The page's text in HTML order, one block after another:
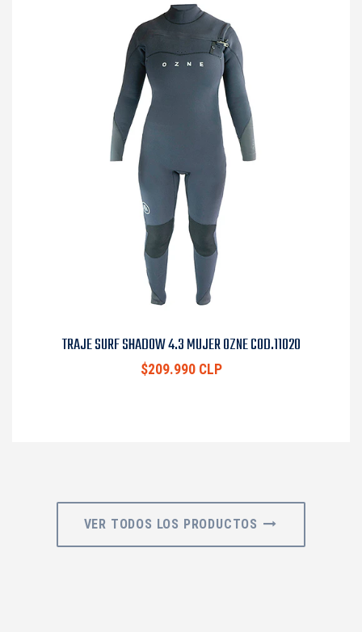
TRAJE SURF SHADOW 4.3 MUJER OZNE COD.11020
$209.990 CLP
VER TODOS LOS PRODUCTOS